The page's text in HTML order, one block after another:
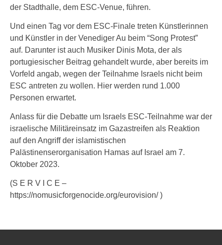
der Stadthalle, dem ESC-Venue, führen.
Und einen Tag vor dem ESC-Finale treten Künstlerinnen
und Künstler in der Venediger Au beim “Song Protest”
auf. Darunter ist auch Musiker Dinis Mota, der als
portugiesischer Beitrag gehandelt wurde, aber bereits im
Vorfeld angab, wegen der Teilnahme Israels nicht beim
ESC antreten zu wollen. Hier werden rund 1.000
Personen erwartet.
Anlass für die Debatte um Israels ESC-Teilnahme war der
israelische Militäreinsatz im Gazastreifen als Reaktion
auf den Angriff der islamistischen
Palästinenserorganisation Hamas auf Israel am 7.
Oktober 2023.
(S E R V I C E –
https://nomusicforgenocide.org/eurovision/ )